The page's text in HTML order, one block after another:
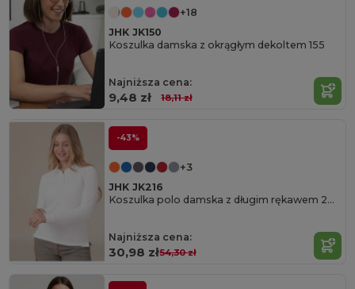
+18
JHK JK150
Koszulka damska z okrągłym dekoltem 155
Najniższa cena:
9,48 zł 18,11 zł
-43%
+3
JHK JK216
Koszulka polo damska z długim rękawem 200
Najniższa cena:
30,98 zł54,30 zł